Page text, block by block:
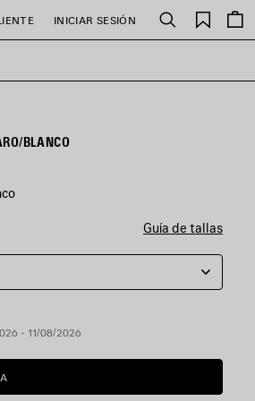
INICIAR SESIÓN Buscar
BLANCO
Guía de tallas
- 11/08/2026